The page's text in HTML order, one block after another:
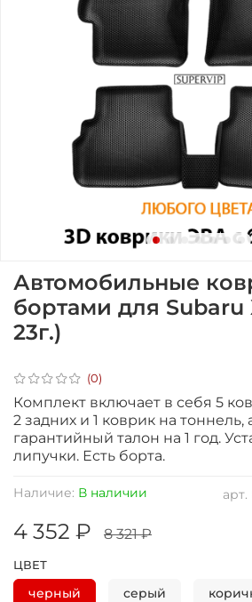
(0)
арт.
Наличие: В наличии
Автомобильные
бортами для Subaru
23г.)
4 352 ₽ 8 321 ₽
ЦВЕТ
черный серый
Комплект включает в себя 5
2 задних и 1 коврик на тоннель,
гарантийный талон на 1 год.
липучки. Есть борта.